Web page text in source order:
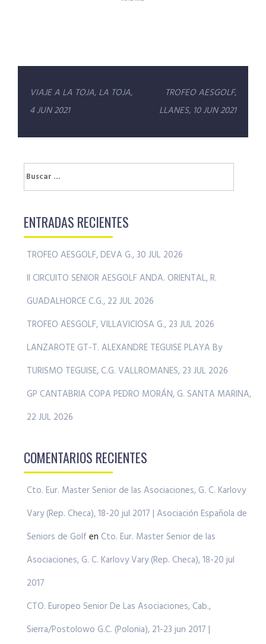
Navegación
de
entradas
VIAJE A LA TOJA, LA TOJA,
4 JUN 2021
TROFEO AESGOLF,
LLANES, 10 JUN 2021
Buscar:
ENTRADAS RECIENTES
TROFEO AESGOLF, DEVA G., 30 JUL 2026
II CIRCUITO SENIOR AESGOLF ANDA. ORIENTAL, R.
GUADALHORCE C.G., 22 JUL 2026
TROFEO AESGOLF, VILLAVICIOSA G., 23 JUL 2026
LANZAROTE GT-T. ALEXANDRE TEGUISE PLAYA By
TURISMO TEGUISE, C.G. VALLROMANES, 23 JUL 2026
GP CANTABRIA COPA PEDRO MORÁN, G. SANTA MARINA,
22 JUL 2026
COMENTARIOS RECIENTES
Cto. Eur. Master Senior de las Asociaciones, G. C. Karlovy
Vary (Rep. Checa), 18-20 jul 2017 | Asociación Española de
Seniors de Golf en Cto. Eur. Master Senior de las
Asociaciones, G. C. Karlovy Vary (Rep. Checa), 18-20 jul
2017
CTO. Europeo Senior De Las Asociaciones, Cab.,
Sierra/Postolowo G.C. (Polonia), 21-23 jun 2017 |